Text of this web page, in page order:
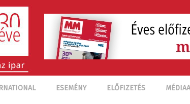
ESEMÉNY ELŐFIZETÉS